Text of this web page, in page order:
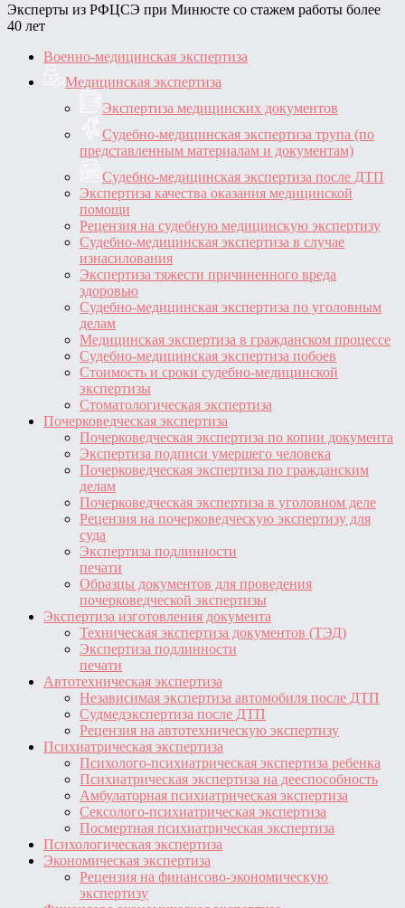
Эксперты из РФЦСЭ при Минюсте со стажем работы более
40 лет
Военно-медицинская экспертиза
Медицинская экспертиза
Экспертиза медицинских документов
Судебно-медицинская экспертиза трупа (по
представленным материалам и документам)
Судебно-медицинская экспертиза после ДТП
Экспертиза качества оказания медицинской
помощи
Рецензия на судебную медицинскую экспертизу
Судебно-медицинская экспертиза в случае
изнасилования
Экспертиза тяжести причиненного вреда
здоровью
Судебно-медицинская экспертиза по уголовным
делам
Медицинская экспертиза в гражданском процессе
Судебно-медицинская экспертиза побоев
Стоимость и сроки судебно-медицинской
экспертизы
Стоматологическая экспертиза
Почерковедческая экспертиза
Почерковедческая экспертиза по копии документа
Экспертиза подписи умершего человека
Почерковедческая экспертиза по гражданским
делам
Почерковедческая экспертиза в уголовном деле
Рецензия на почерковедческую экспертизу для
суда
Экспертиза подлинности
печати
Образцы документов для проведения
почерковедческой экспертизы
Экспертиза изготовления документа
Техническая экспертиза документов (ТЭД)
Экспертиза подлинности
печати
Автотехническая экспертиза
Независимая экспертиза автомобиля после ДТП
Судмедэкспертиза после ДТП
Рецензия на автотехническую экспертизу
Психиатрическая экспертиза
Психолого-психиатрическая экспертиза ребенка
Психиатрическая экспертиза на дееспособность
Амбулаторная психиатрическая экспертиза
Сексолого-психиатрическая экспертиза
Посмертная психиатрическая экспертиза
Психологическая экспертиза
Экономическая экспертиза
Рецензия на финансово-экономическую
экспертизу